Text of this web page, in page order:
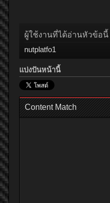
ผู้ใช้งานที่ได้อ่านหัวข้อนี้
nutplatfo1
แบ่งปันหน้านี้
Content Match